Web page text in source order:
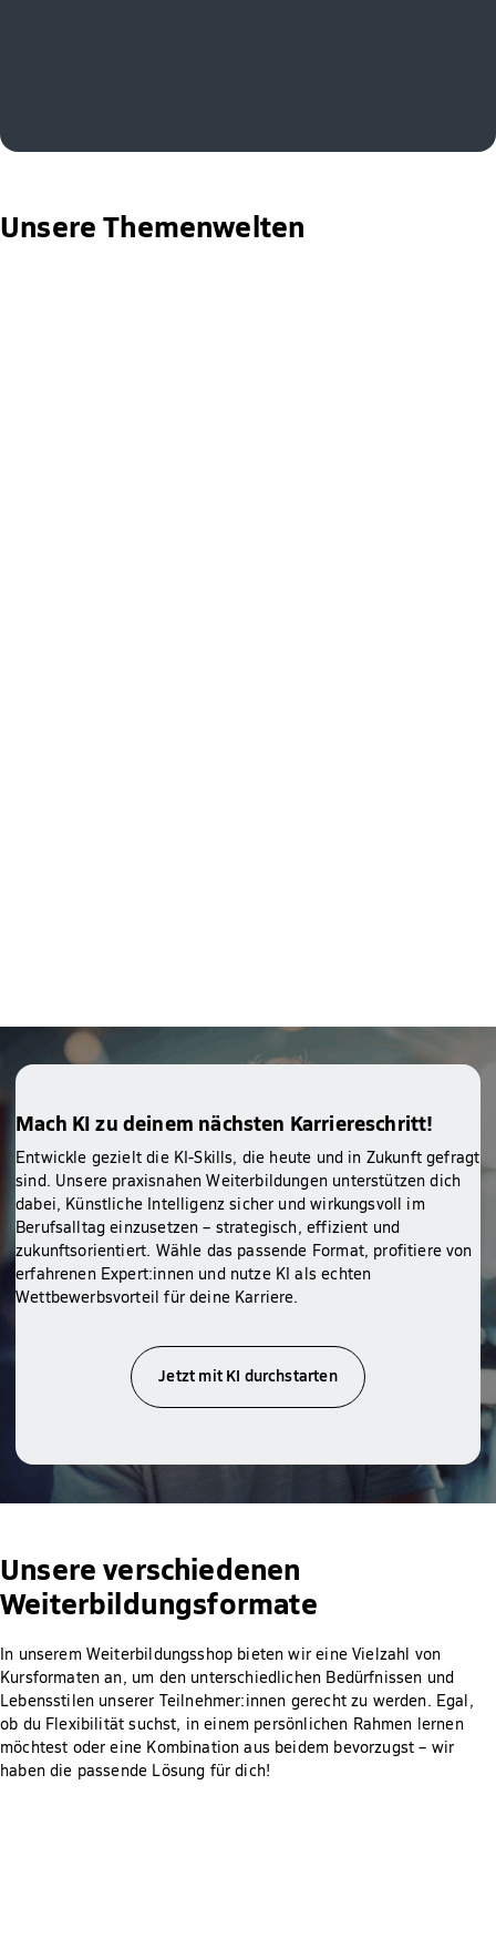
Unsere Themenwelten
Mach KI zu deinem nächsten Karriereschritt!
Entwickle gezielt die KI-Skills, die heute und in Zukunft gefragt
sind. Unsere praxisnahen Weiterbildungen unterstützen dich
dabei, Künstliche Intelligenz sicher und wirkungsvoll im
Berufsalltag einzusetzen – strategisch, effizient und
zukunftsorientiert. Wähle das passende Format, profitiere von
erfahrenen Expert:innen und nutze KI als echten
Wettbewerbsvorteil für deine Karriere.
Jetzt mit KI durchstarten
Unsere verschiedenen
Weiterbildungsformate
In unserem Weiterbildungsshop bieten wir eine Vielzahl von
Kursformaten an, um den unterschiedlichen Bedürfnissen und
Lebensstilen unserer Teilnehmer:innen gerecht zu werden. Egal,
ob du Flexibilität suchst, in einem persönlichen Rahmen lernen
möchtest oder eine Kombination aus beidem bevorzugst – wir
haben die passende Lösung für dich!